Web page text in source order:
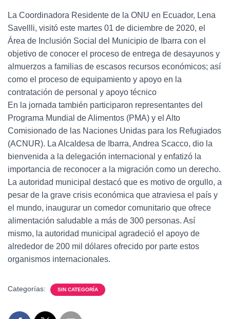
La Coordinadora Residente de la ONU en Ecuador, Lena
Savellli, visitó este martes 01 de diciembre de 2020, el
Área de Inclusión Social del Municipio de Ibarra con el
objetivo de conocer el proceso de entrega de desayunos y
almuerzos a familias de escasos recursos económicos; así
como el proceso de equipamiento y apoyo en la
contratación de personal y apoyo técnico
En la jornada también participaron representantes del
Programa Mundial de Alimentos (PMA) y el Alto
Comisionado de las Naciones Unidas para los Refugiados
(ACNUR). La Alcaldesa de Ibarra, Andrea Scacco, dio la
bienvenida a la delegación internacional y enfatizó la
importancia de reconocer a la migración como un derecho.
La autoridad municipal destacó que es motivo de orgullo, a
pesar de la grave crisis económica que atraviesa el país y
el mundo, inaugurar un comedor comunitario que ofrece
alimentación saludable a más de 300 personas. Así
mismo, la autoridad municipal agradeció el apoyo de
alrededor de 200 mil dólares ofrecido por parte estos
organismos internacionales.
Categorías: SIN CATEGORÍA